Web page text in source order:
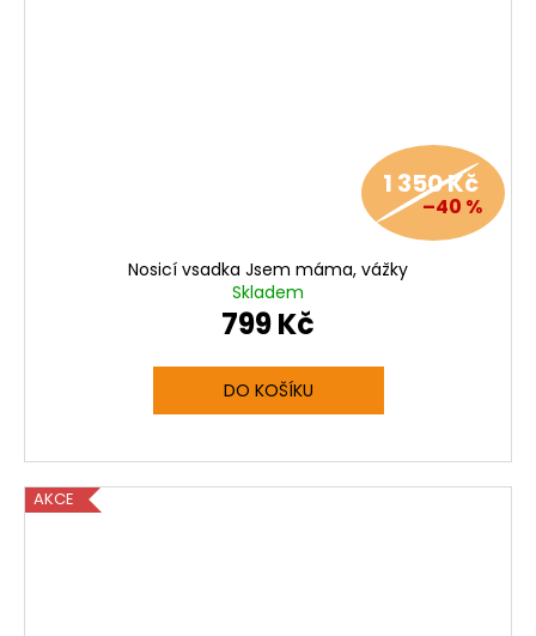
1 350 Kč
–40 %
Nosicí vsadka Jsem máma, vážky
Skladem
799 Kč
DO KOŠÍKU
AKCE